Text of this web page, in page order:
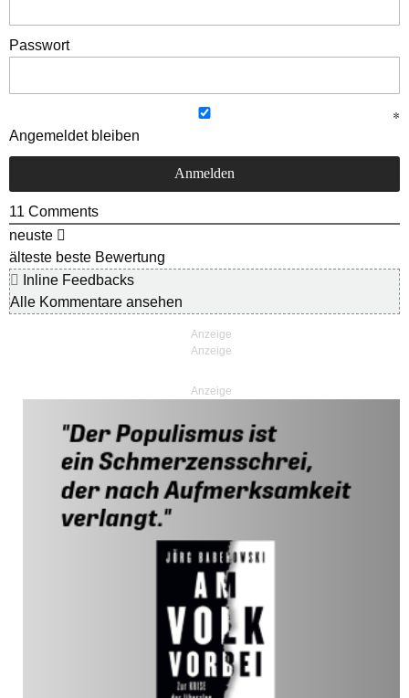
Passwort
Angemeldet bleiben
11 Comments
neuste
älteste beste Bewertung
Inline Feedbacks
Alle Kommentare ansehen
Anzeige